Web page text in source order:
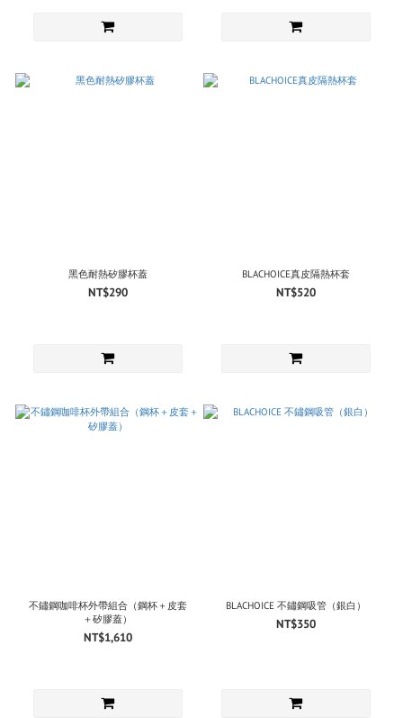
黑色耐熱矽膠杯蓋
NT$290
BLACHOICE真皮隔熱杯套
NT$520
不鏽鋼咖啡杯外帶組合（鋼杯＋皮套
＋矽膠蓋）
NT$1,610
BLACHOICE 不鏽鋼吸管（銀白）
NT$350